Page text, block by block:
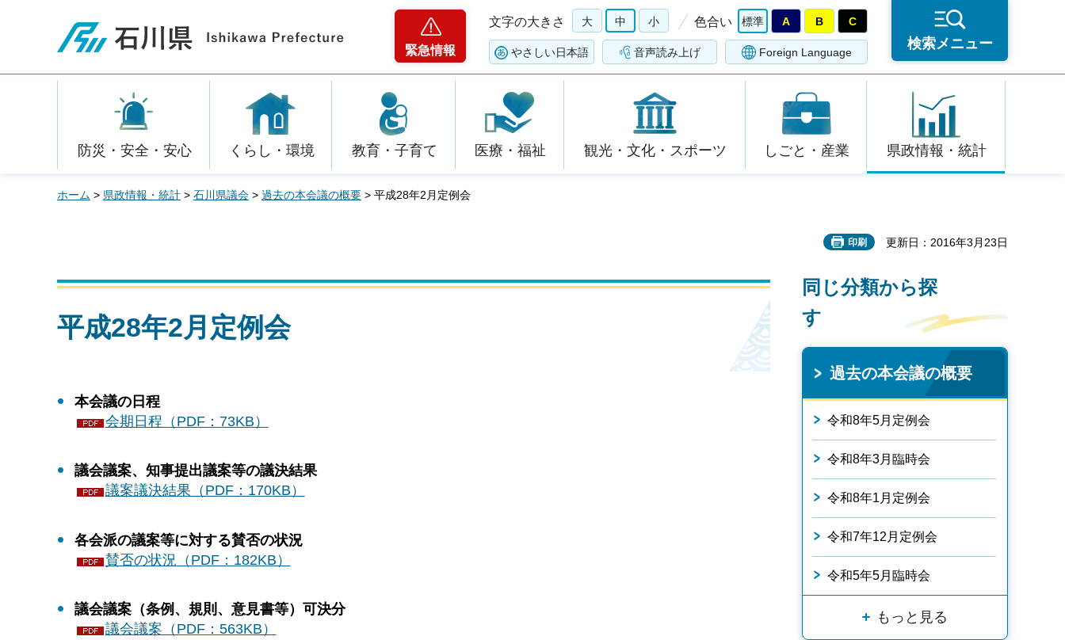
石川県
緊急情報
文字の大きさ 大 中 小 色合い 標準 A B C
やさしい日本語 音声読み上げ Foreign Language
検索メニュー
防災・安全・安心 くらし・環境 教育・子育て 医療・福祉 観光・文化・スポーツ しごと・産業 県政情報・統計
ホーム > 県政情報・統計 > 石川県議会 > 過去の本会議の概要 > 平成28年2月定例会
印刷 更新日：2016年3月23日
平成28年2月定例会
本会議の日程
会期日程（PDF：73KB）
議会議案、知事提出議案等の議決結果
議案議決結果（PDF：170KB）
各会派の議案等に対する賛否の状況
賛否の状況（PDF：182KB）
議会議案（条例、規則、意見書等）可決分
議会議案（PDF：563KB）
同じ分類から探
す
過去の本会議の概要
令和8年5月定例会
令和8年3月臨時会
令和8年1月定例会
令和7年12月定例会
令和5年5月臨時会
もっと見る